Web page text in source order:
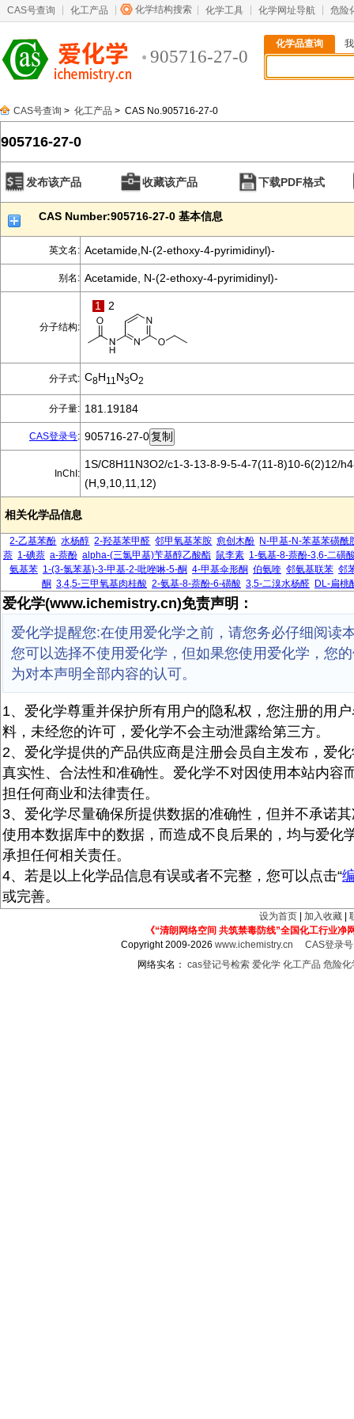
CAS号查询 化工产品 化学结构搜索 化学工具 化学网址导航 危险
905716-27-0
化学品查询
CAS号查询 > 化工产品 > CAS No.905716-27-0
905716-27-0
发布该产品 收藏该产品 下载PDF格式
CAS Number:905716-27-0 基本信息
英文名: Acetamide,N-(2-ethoxy-4-pyrimidinyl)-
别名: Acetamide, N-(2-ethoxy-4-pyrimidinyl)-
分子结构:
1 2
分子式: C8H11 N3O2
分子量: 181.19184
CAS登录号: 905716-27-0
InChI:
1S/C8H11N3O2/c1-3-13-8-9-5-4-7(11-8)10-6(2)12/
(H,9,10,11,12)
相关化学品信息
2-乙基苯酚 水杨醇 2-羟基苯甲醛 邻甲氧基苯胺 愈创木酚 N-甲基-N-苯基苯磺酰
萘 1-碘萘 a-萘酚 alpha-(三氯甲基)苄基醇乙酸酯 鼠李素 1-氨基-8-萘酚-3,6-二磺
氨基苯 1-(3-氯苯基)-3-甲基-2-吡唑啉-5-酮 4-甲基伞形酮 伯氨喹 邻氨基联苯 邻
酮 3,4,5-三甲氧基肉桂酸 2-氨基-8-萘酚-6-磺酸 3,5-二溴水杨醛 DL-扁桃
爱化学(www.ichemistry.cn)免责声明：
爱化学提醒您:在使用爱化学之前，请您务必仔细阅读
您可以选择不使用爱化学，但如果您使用爱化学，您
为对本声明全部内容的认可。
1、爱化学尊重并保护所有用户的隐私权，您注册的用
料，未经您的许可，爱化学不会主动泄露给第三方。
2、爱化学提供的产品供应商是注册会员自主发布，爱
真实性、合法性和准确性。爱化学不对因使用本站内容
担任何商业和法律责任。
3、爱化学尽量确保所提供数据的准确性，但并不承诺
使用本数据库中的数据，而造成不良后果的，均与爱化
承担任何相关责任。
4、若是以上化学品信息有误或者不完整，您可以点击“
或完善。
设为首页 加入收藏
《“清朗网络空间 共筑禁毒防线”全国化工行业净
Copyright 2009-2026www.ichemistry.cn
CAS登录
网络实名： cas登记号检索 爱化学 化工产品 危险化